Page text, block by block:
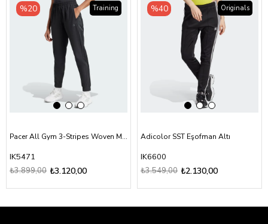
Pacer All Gym 3-Stripes Woven Mid-Rise Eşofman Altı
IK5471
₺3.120,00
₺3.899,00
%20 Training
Adicolor SST Eşofman Altı
IK6600
₺2.130,00
₺3.549,00
%40 Originals